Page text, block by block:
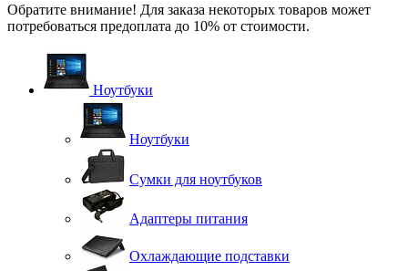
Обратите внимание! Для заказа некоторых товаров может
потребоваться предоплата до 10% от стоимости.
Ноутбуки
Ноутбуки
Сумки для ноутбуков
Адаптеры питания
Охлаждающие подставки